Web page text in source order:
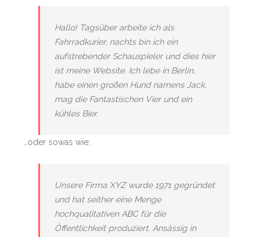
Hallo! Tagsüber arbeite ich als
Fahrradkurier, nachts bin ich ein
aufstrebender Schauspieler und dies hier
ist meine Website. Ich lebe in Berlin,
habe einen großen Hund namens Jack,
mag die Fantastischen Vier und ein
kühles Bier.
…oder sowas wie:
Unsere Firma XYZ wurde 1971 gegründet
und hat seither eine Menge
hochqualitativen ABC für die
Öffentlichkeit produziert. Ansässig in